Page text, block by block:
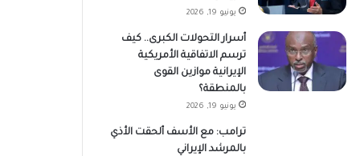
يونيو 19, 2026
أسرار التحولات الكبرى.. كيف
ترسم الاتفاقية الأمريكية
الإيرانية موازين القوى
بالمنطقة؟
يونيو 19, 2026
ترامب: مع الأسف ألحقت الأذي
بالمرشد الإيراني